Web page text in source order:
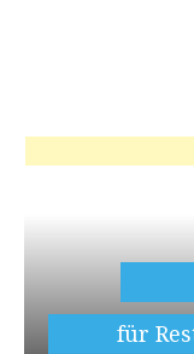
für